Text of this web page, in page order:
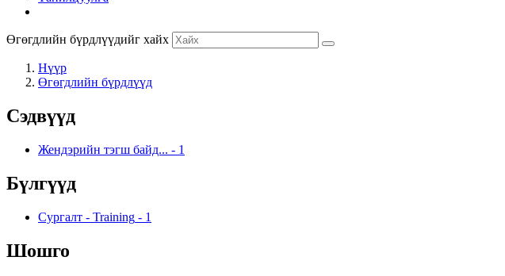
Өгөгдлийн бүрдлүүдийг хайх
Нүүр
Өгөгдлийн бүрдлүүд
Сэдвүүд
Жендэрийн тэгш байд... - 1
Бүлгүүд
Сургалт - Training - 1
Шошго